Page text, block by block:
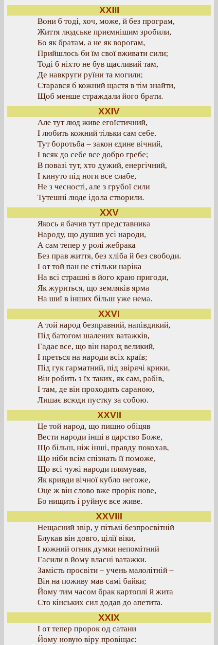
XXIII
Вони б тоді, хоч, може, й без програм,
Життя людське приємнішим зробили,
Бо як братам, а не як ворогам,
Прийшлось би їм свої вживати сили;
Тоді б ніхто не був щасливий там,
Де навкруги руїни та могили;
Старався б кожний щастя в тім знайти,
Щоб менше страждали його брати.
XXIV
Але тут люд живе егоїстичний,
І любить кожний тільки сам себе.
Тут боротьба – закон єдине вічний,
І всяк до себе все добро гребе;
В повазі тут, хто дужий, енергічний,
І кинуто під ноги все слабе,
Не з чесності, але з грубої сили
Тутешні люде ідола створили.
XXV
Якось я бачив тут представника
Народу, що душив усі народи,
А сам тепер у ролі жебрака
Без прав життя, без хліба й без свободи.
І от той пан не стільки наріка
На всі страшні в його краю пригоди,
Як журиться, що земляків ярма
На шиї в інших більш уже нема.
XXVI
А той народ безправний, напівдикий,
Під батогом шалених ватажків,
Гадає все, що він народ великий,
І преться на народи всіх країв;
Під гук гарматний, під звірячі крики,
Він робить з їх таких, як сам, рабів,
І там, де він проходить сараною,
Лишає всюди пустку за собою.
XXVII
Це той народ, що пишно обіцяв
Вести народи інші в царство Боже,
Що більш, ніж інші, правду покохав,
Що ніби всім спізнать її поможе,
Що всі чужі народи плямував,
Як кривди вічної кубло негоже,
Оце ж він слово вже прорік нове,
Бо нищить і руйнує все живе.
XXVIII
Нещасний звір, у пітьмі безпросвітній
Блукав він довго, цілії віки,
І кожний огник думки непомітний
Гасили в йому власні ватажки.
Замість просвіти – учень малолітній –
Він на поживу мав самі байки;
Йому тим часом брак картоплі й жита
Сто кінських сил додав до апетита.
XXIX
І от тепер пророк од сатани
Йому новую віру провіщає: